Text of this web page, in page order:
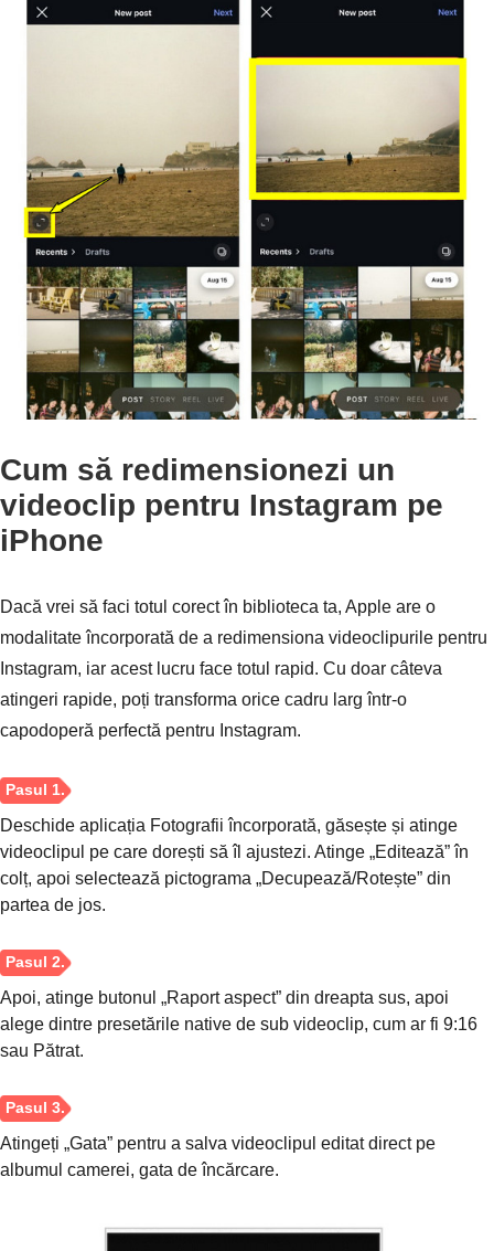
Pasul 1.
Cum să redimensionezi un
videoclip pentru Instagram pe
iPhone
Dacă vrei să faci totul corect în biblioteca ta, Apple are o
modalitate încorporată de a redimensiona videoclipurile pentru
Instagram, iar acest lucru face totul rapid. Cu doar câteva
atingeri rapide, poți transforma orice cadru larg într-o
capodoperă perfectă pentru Instagram.
Deschide aplicația Fotografii încorporată, găsește și atinge
videoclipul pe care dorești să îl ajustezi. Atinge „Editează” în
colț, apoi selectează pictograma „Decupează/Rotește” din
partea de jos.
Apoi, atinge butonul „Raport aspect” din dreapta sus, apoi
alege dintre presetările native de sub videoclip, cum ar fi 9:16
sau Pătrat.
Atingeți „Gata” pentru a salva videoclipul editat direct pe
albumul camerei, gata de încărcare.